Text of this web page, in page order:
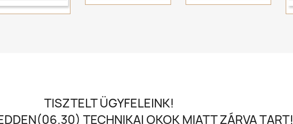
TISZTELT ÜGYFELEINK!
TECHNIKAI OKOK MIATT ZÁRVA TART!